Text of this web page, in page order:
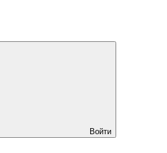
Войти